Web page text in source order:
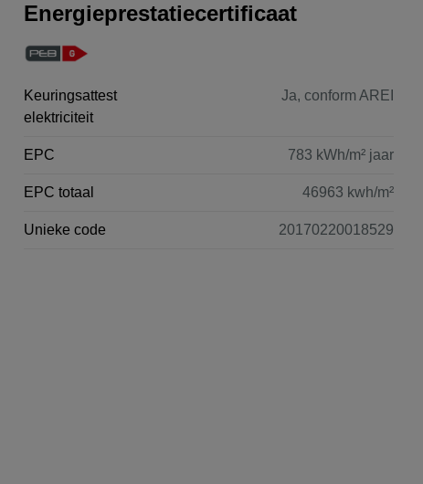
Energieprestatiecertificaat
Keuringsattest
elektriciteit
Ja, conform AREI
EPC 783 kWh/m² jaar
EPC totaal 46963 kwh/m²
Unieke code 20170220018529